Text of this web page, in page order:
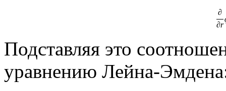
∂
∂r
Подставляя это
уравнению Лейна-